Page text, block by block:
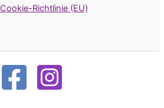
Cookie-Richtlinie (EU)